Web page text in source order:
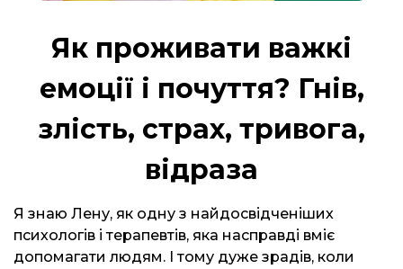
Як проживати важкі
емоції і почуття? Гнів,
злість, страх, тривога,
відраза
Я знаю Лену, як одну з найдосвідченіших
психологів і терапевтів, яка насправді вміє
допомагати людям. І тому дуже зрадів, коли